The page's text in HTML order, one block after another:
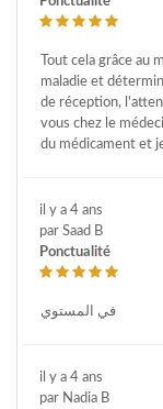
Tout cela grâce au
maladie et
de réception,
vous chez le
du médicament et
il y a 4 ans
par Saad B
Ponctualité
في المستوي
il y a 4 ans
par Nadia B